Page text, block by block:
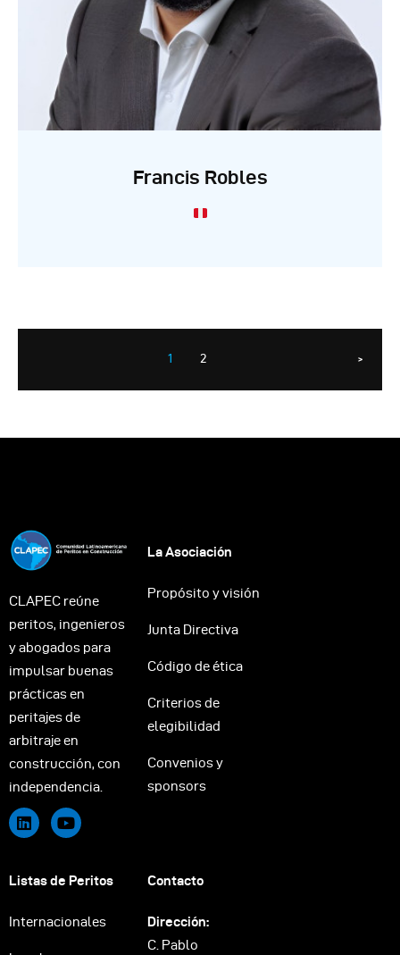
Francis Robles
1 2 >
CLAPEC reúne
peritos, ingenieros
y abogados para
impulsar buenas
prácticas en
peritajes de
arbitraje en
construcción, con
independencia.
La Asociación
Propósito y visión
Junta Directiva
Código de ética
Criterios de
elegibilidad
Convenios y
sponsors
Listas de Peritos
Internacionales
Contacto
Dirección:
C. Pablo